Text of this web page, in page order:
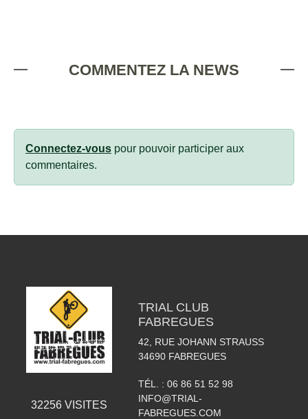
COMMENTEZ LA NEWS
Connectez-vous pour pouvoir participer aux
commentaires.
32256VISITES
TRIAL CLUB
FABREGUES
42, RUE JOHANN STRAUSS
34690 FABREGUES
TÉL. : 06 86 51 52 98
INFO@TRIAL-
FABREGUES.COM